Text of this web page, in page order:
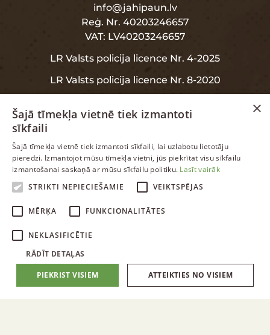
info@jahipaun.lv
Reģ. Nr. 40203246657
VAT: LV40203246657
LR Valsts policija licence Nr. 4-2025
LR Valsts policija licence Nr. 8-2020
INFORMĀCIJA
Garantija
ENGLISH
×
Šajā tīmekļa vietnē tiek izmantoti
sīkfaili
Šajā tīmekļa vietnē tiek izmantoti sīkfaili, lai uzlabotu lietotāju
pieredzi. Izmantojot mūsu tīmekļa vietni, jūs piekrītat visu sīkfailu
izmantošanai saskaņā ar mūsu sīkfailu politiku. Lasīt vairāk
STRIKTI NEPIECIEŠAMIE
VEIKTSPĒJAS
MĒRĶA FUNKCIONALITĀTES
NEKLASIFICĒTIE
RĀDĪT DETAĻAS
PIEKRIST VISIEM ATTEIKTIES NO VISIEM